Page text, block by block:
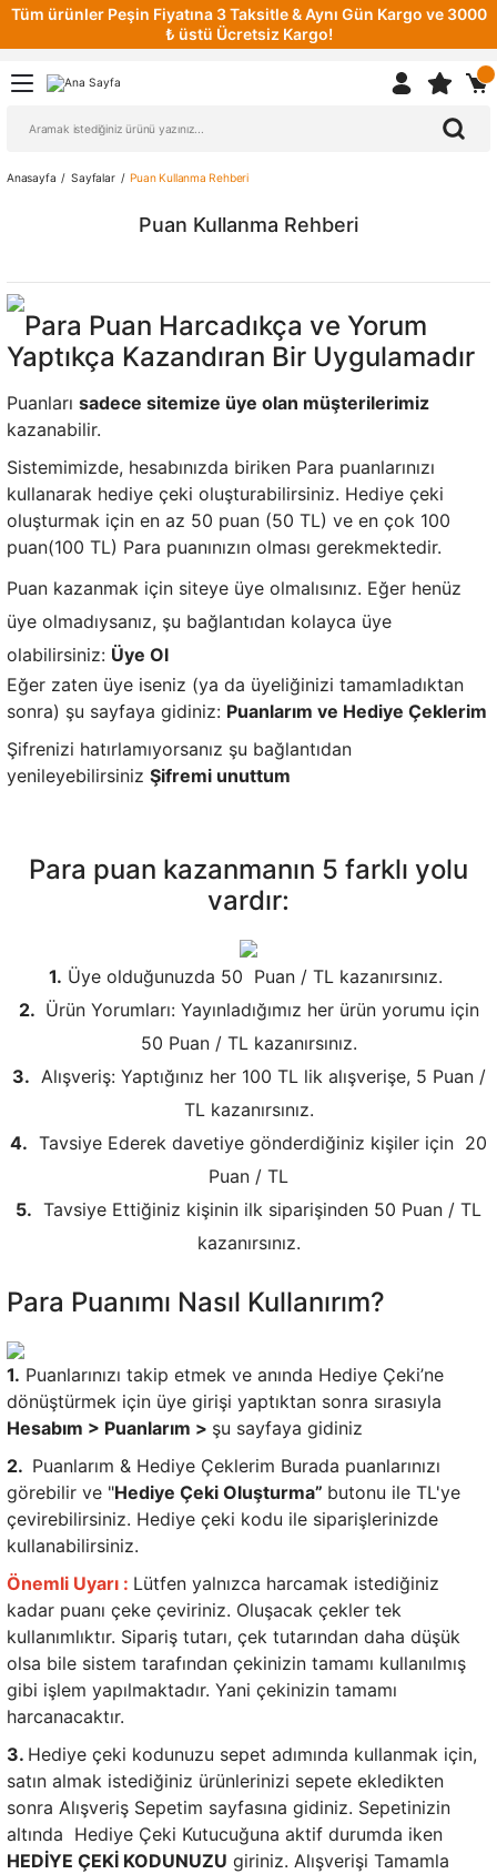
Tüm ürünler Peşin Fiyatına 3 Taksitle & Aynı Gün Kargo ve 3000
₺ üstü Ücretsiz Kargo!
Anasayfa Sayfalar Puan Kullanma Rehberi
Puan Kullanma Rehberi
Para Puan Harcadıkça ve Yorum
Yaptıkça Kazandıran Bir Uygulamadır
Puanları sadece sitemize üye olan müşterilerimiz
kazanabilir.
Sistemimizde, hesabınızda biriken Para puanlarınızı
kullanarak hediye çeki oluşturabilirsiniz. Hediye çeki
oluşturmak için en az 50 puan (50 TL) ve en çok 100
puan(100 TL) Para puanınızın olması gerekmektedir.
Puan kazanmak için siteye üye olmalısınız. Eğer henüz
üye olmadıysanız, şu bağlantıdan kolayca üye
olabilirsiniz: Üye Ol
Eğer zaten üye iseniz (ya da üyeliğinizi tamamladıktan
sonra) şu sayfaya gidiniz: Puanlarım ve Hediye Çeklerim
Şifrenizi hatırlamıyorsanız şu bağlantıdan
yenileyebilirsiniz Şifremi unuttum
Para puan kazanmanın 5 farklı yolu
vardır:
1. Üye olduğunuzda 50 Puan / TL kazanırsınız.
2. Ürün Yorumları: Yayınladığımız her ürün yorumu için
50 Puan / TL kazanırsınız.
3. Alışveriş: Yaptığınız her 100 TL lik alışverişe, 5 Puan /
TL kazanırsınız.
4. Tavsiye Ederek davetiye gönderdiğiniz kişiler için 20
Puan / TL
5. Tavsiye Ettiğiniz kişinin ilk siparişinden 50 Puan / TL
kazanırsınız.
Para Puanımı Nasıl Kullanırım?
1. Puanlarınızı takip etmek ve anında Hediye Çeki’ne
dönüştürmek için üye girişi yaptıktan sonra sırasıyla
Hesabım > Puanlarım > şu sayfaya gidiniz
2. Puanlarım & Hediye Çeklerim Burada puanlarınızı
görebilir ve "Hediye Çeki Oluşturma” butonu ile TL'ye
çevirebilirsiniz. Hediye çeki kodu ile siparişlerinizde
kullanabilirsiniz.
Önemli Uyarı : Lütfen yalnızca harcamak istediğiniz
kadar puanı çeke çeviriniz. Oluşacak çekler tek
kullanımlıktır. Sipariş tutarı, çek tutarından daha düşük
olsa bile sistem tarafından çekinizin tamamı kullanılmış
gibi işlem yapılmaktadır. Yani çekinizin tamamı
harcanacaktır.
3. Hediye çeki kodunuzu sepet adımında kullanmak için,
satın almak istediğiniz ürünlerinizi sepete ekledikten
sonra Alışveriş Sepetim sayfasına gidiniz. Sepetinizin
altında Hediye Çeki Kutucuğuna aktif durumda iken
HEDİYE ÇEKİ KODUNUZU giriniz. Alışverişi Tamamla